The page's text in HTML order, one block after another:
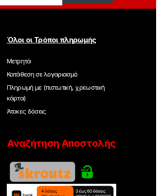
Όλοι οι Τρόποι πληρωμής
Μετρητά
Κατάθεση σε λογαριασμό
Πληρωμή με (πιστωτική, χρεωστική
κάρτα)
Άτοκες δόσεις
Αναζήτηση Αποστολής